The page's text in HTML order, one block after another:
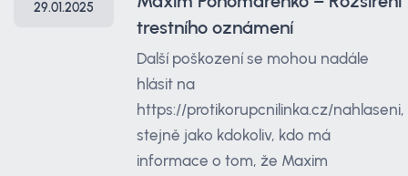
29.01.2025
trestního oznámení
Další poškození se mohou nadále
hlásit na
https://protikorupcnilinka.cz/nahlaseni,
stejně jako kdokoliv, kdo má
informace o tom, že Maxim